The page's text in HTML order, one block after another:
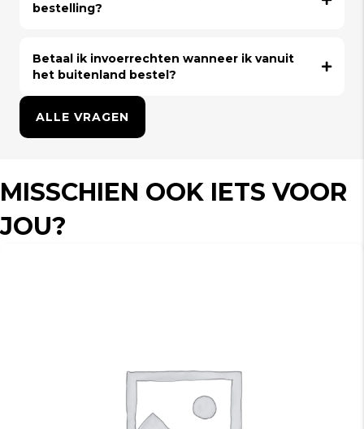
bestelling?
Betaal ik invoerrechten wanneer ik vanuit
het buitenland bestel?
ALLE VRAGEN
MISSCHIEN OOK IETS VOOR
JOU?